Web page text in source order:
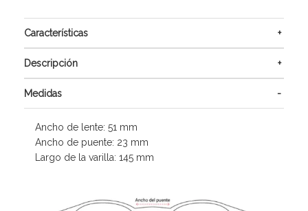
Características
Descripción
Medidas
Ancho de lente: 51 mm
Ancho de puente: 23 mm
Largo de la varilla: 145 mm